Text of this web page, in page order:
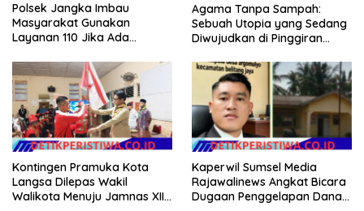
Polsek Jangka Imbau
Masyarakat Gunakan
Layanan 110 Jika Ada
Agama Tanpa Sampah:
Sebuah Utopia yang Sedang
Diwujudkan di Pinggiran
Kontingen Pramuka Kota
Langsa Dilepas Wakil
Walikota Menuju Jamnas XII
Kaperwil Sumsel Media
Rajawalinews Angkat Bicara
Dugaan Penggelapan Dana